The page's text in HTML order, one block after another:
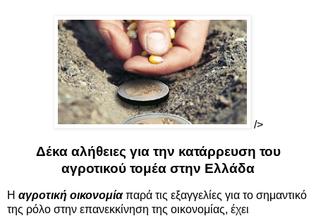
/>
Δέκα αλήθειες για την κατάρρευση του
αγροτικού τομέα στην Ελλάδα
Η αγροτική οικονομίαπαρά τις εξαγγελίες για το σημαντικό
της ρόλο στην επανεκκίνηση της οικονομίας, έχει